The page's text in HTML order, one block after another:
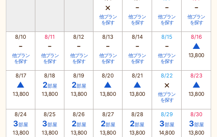
×
他プラン
を探す
-
他プラン
を探す
-
他プラン
を探す
-
他プラン
を探す
8/10
-
他プラン
を探す
8/11
-
他プラン
を探す
8/12
-
他プラン
を探す
8/13
-
他プラン
を探す
8/14
-
他プラン
を探す
8/15
-
他プラン
を探す
8/16
▲
13,800
8/17
▲
13,800
8/18
2部屋
13,800
8/19
2部屋
13,800
8/20
▲
13,800
8/21
▲
13,800
8/22
×
他プラン
を探す
8/23
▲
13,800
8/24
3部屋
13,800
8/25
3部屋
13,800
8/26
2部屋
13,800
8/27
2部屋
13,800
8/28
2部屋
13,800
8/29
3部屋
14,800
8/30
3部屋
13,800